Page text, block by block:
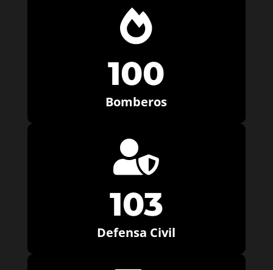

100
Bomberos

103
Defensa Civil